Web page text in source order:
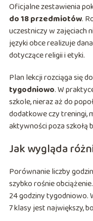
Oficjalne zestawienia
do 18 przedmiotów.
uczestniczy w zajęciach
języki obce realizuje
dotyczące religii i etyki.
Plan lekcji rozciąga się
tygodniowo. W
szkole, nieraz aż do
dodatkowe czy treningi,
aktywności poza szkołą
Jak wygląda
Porównanie liczby
szybko rośnie
24 godziny tygodniowo.
7 klasy jest największy,